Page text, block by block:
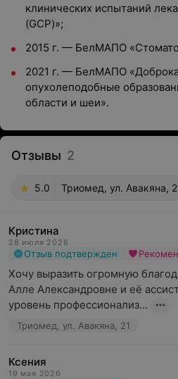
клинических испытаний
(GCP)»;
2015 г. — БелМАПО
2021 г. — БелМАПО
опухолеподобные
области и шеи».
Отзывы 2
5.0 Триомед, ул. Авакяна,
Кристина
28 июля 2026
Отзыв подтвержден
Хочу выразить огромную
Алле Александровне и её
уровень профессионализ...
Триомед, ул. Авакяна, 21
Ксения
19 мая 2026